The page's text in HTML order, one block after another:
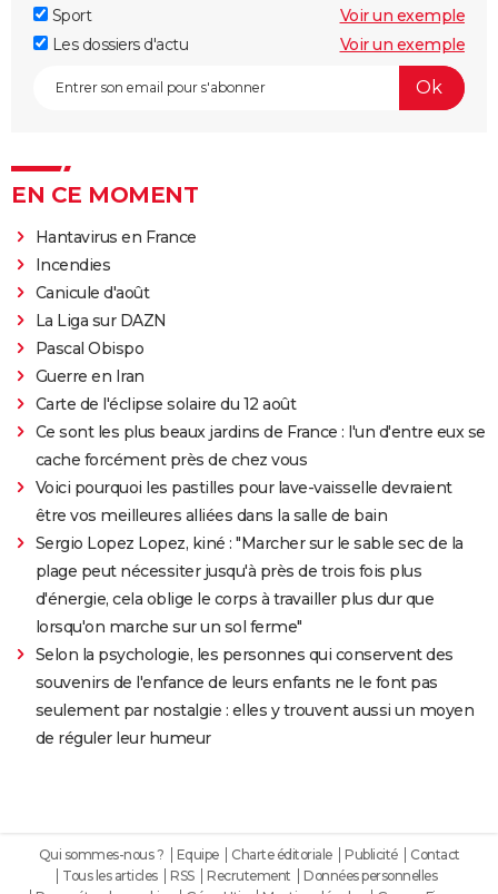
Sport
Voir un exemple
Les dossiers d'actu
Voir un exemple
EN CE MOMENT
Hantavirus en France
Incendies
Canicule d'août
La Liga sur DAZN
Pascal Obispo
Guerre en Iran
Carte de l'éclipse solaire du 12 août
Ce sont les plus beaux jardins de France : l'un d'entre eux se
cache forcément près de chez vous
Voici pourquoi les pastilles pour lave-vaisselle devraient
être vos meilleures alliées dans la salle de bain
Sergio Lopez Lopez, kiné : "Marcher sur le sable sec de la
plage peut nécessiter jusqu'à près de trois fois plus
d'énergie, cela oblige le corps à travailler plus dur que
lorsqu'on marche sur un sol ferme"
Selon la psychologie, les personnes qui conservent des
souvenirs de l'enfance de leurs enfants ne le font pas
seulement par nostalgie : elles y trouvent aussi un moyen
de réguler leur humeur
Qui sommes-nous ? Equipe Charte éditoriale Publicité
Contact
Tous les articles
RSS Recrutement
Données personnelles